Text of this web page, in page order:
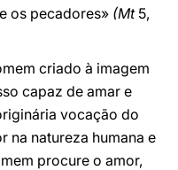
os pecadores» (Mt 5,
criado à imagem
capaz de amar e
vocação do
na natureza humana e
procure o amor,